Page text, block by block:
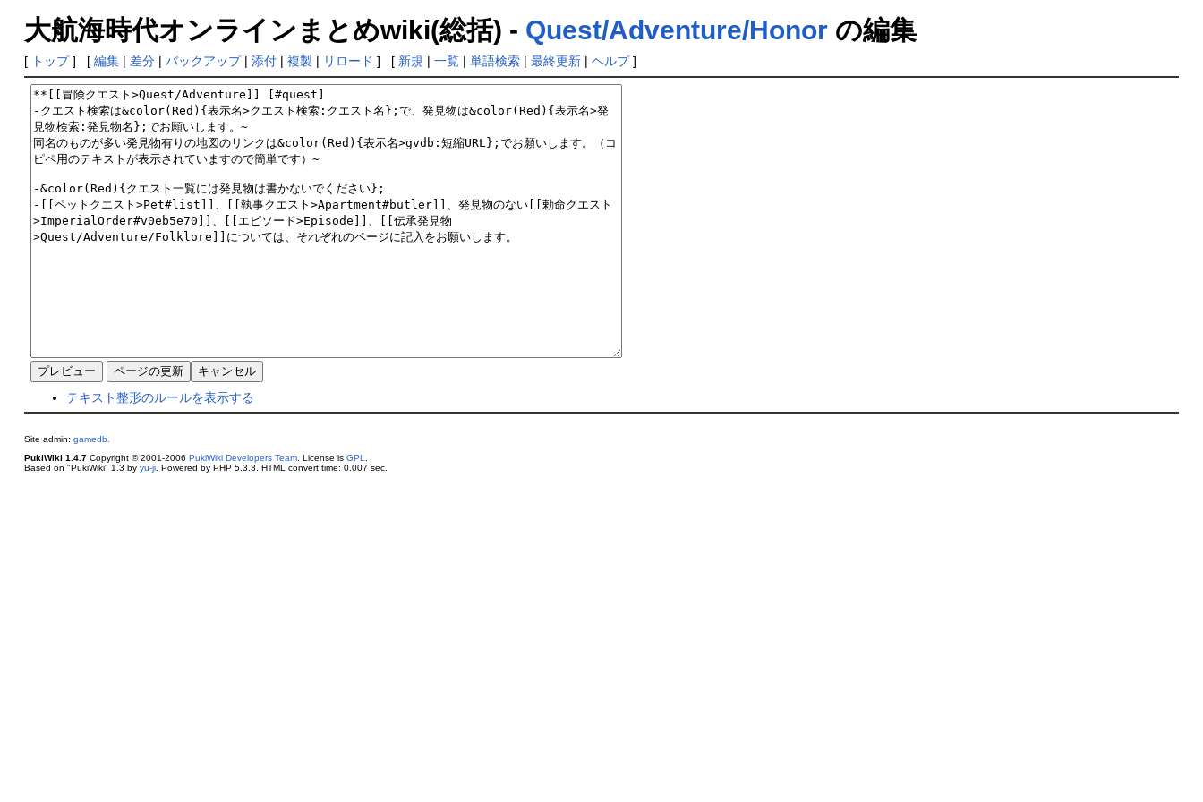
大航海時代オンラインまとめwiki(総括) - Quest/Adventure/Honorの編集
[ トップ] [ 編集| 差分| バックアップ| 添付| 複製 | リロード ] [ 新規 | 一覧| 単語検索| 最終更新| ヘルプ]
テキスト整形のルールを表示する
Site admin: gamedb.
PukiWiki 1.4.7Copyright © 2001-2006 PukiWiki Developers Team. License is GPL
Based on "PukiWiki" 1.3 by yu-ji. Powered by PHP 5.3.3. HTML convert time: 0.007 sec.